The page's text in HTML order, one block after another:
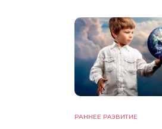
РАННЕЕ РАЗВИТИЕ